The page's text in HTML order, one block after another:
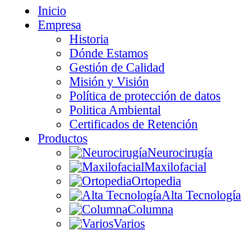
Inicio
Empresa
Historia
Dónde Estamos
Gestión de Calidad
Misión y Visión
Política de protección de datos
Politica Ambiental
Certificados de Retención
Productos
Neurocirugía
Maxilofacial
Ortopedia
Alta Tecnología
Columna
Varios